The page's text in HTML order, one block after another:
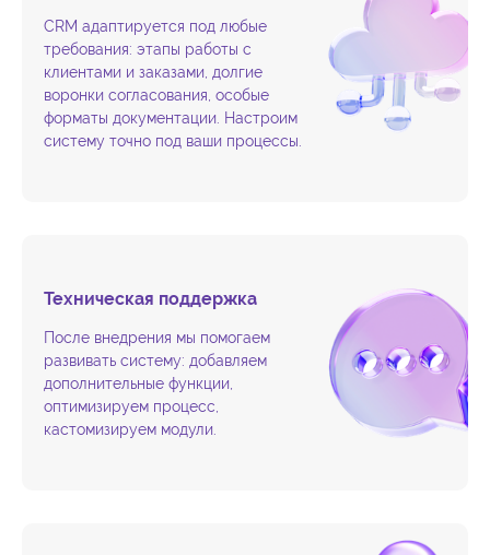
CRM адаптируется под любые
требования: этапы работы с
клиентами и заказами, долгие
воронки согласования, особые
форматы документации. Настроим
систему точно под ваши процессы.
Техническая поддержка
После внедрения мы помогаем
развивать систему: добавляем
дополнительные функции,
оптимизируем процесс,
кастомизируем модули.